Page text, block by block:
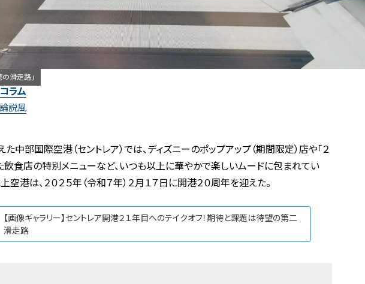
滑走路」
ラム
説風
中部国際空港（セントレア）では、ディズニーのポップアップ（期間限定）店や「２
飲食店の特別メニューなど、いつも以上に華やかで楽しいムードに包まれてい
空港は、２０２５年（令和７年）２月１７日に開港２０周年を迎えた。
【画像ギャラリー】セントレア開港２１年目へのテイクオフ！期待と課題は待望の第二
滑走路